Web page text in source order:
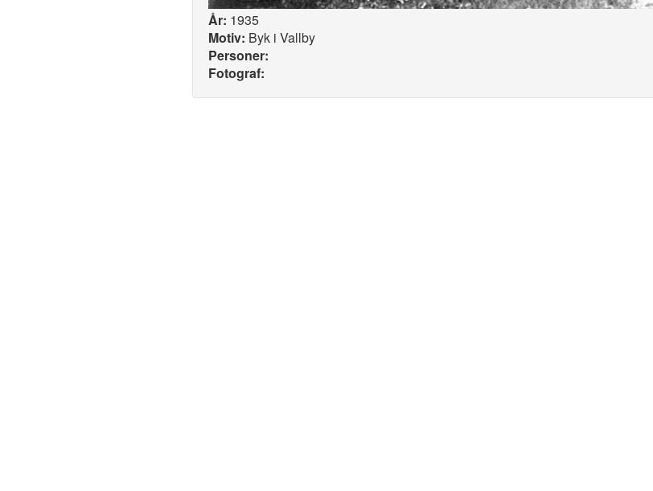
År: 1935
Motiv: Byk i Vallby
Personer:
Fotograf: